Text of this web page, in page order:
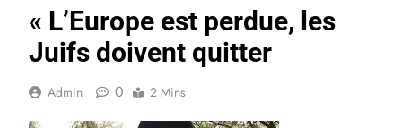
« L’Europe est perdue, les
Juifs doivent quitter
Admin 0 2 Mins